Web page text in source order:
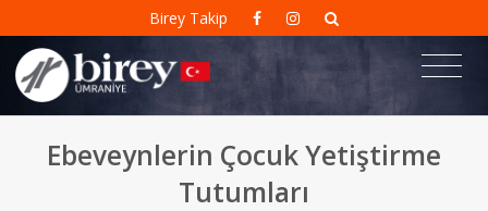
Birey Takip
Ebeveynlerin Çocuk Yetiştirme
Tutumları